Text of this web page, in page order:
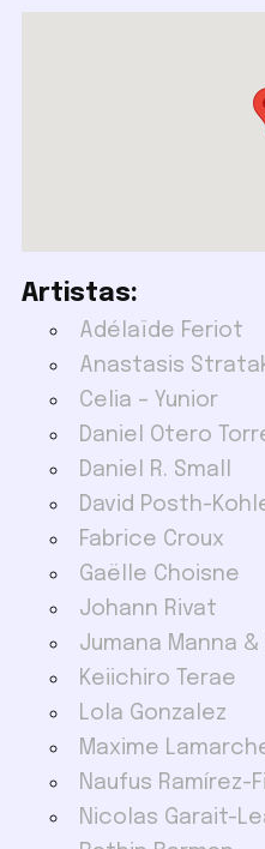
Artistas:
Adélaïde Feriot
Anastasis
Celia – Yunior
Daniel Otero
Daniel R. Small
David Posth-
Fabrice Croux
Gaëlle Choisne
Johann Rivat
Jumana Manna
Keiichiro Terae
Lola Gonzalez
Maxime
Naufus Ramírez-
Nicolas Garait-